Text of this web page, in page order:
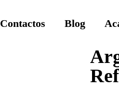
Contactos Blog